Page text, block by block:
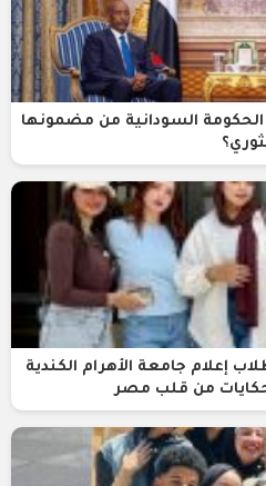
السودانية من مضمونها
إعلام جامعة الأهرام الكندية
من قلب مصر